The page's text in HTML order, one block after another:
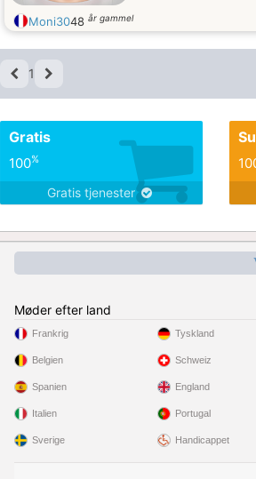
Moni3048 år gammel
1
Gratis
100%
Gratis tjenester
Møder efter land
Frankrig
Belgien
Spanien
Italien
Sverige
Tyskland
Schweiz
England
Portugal
Handicappet